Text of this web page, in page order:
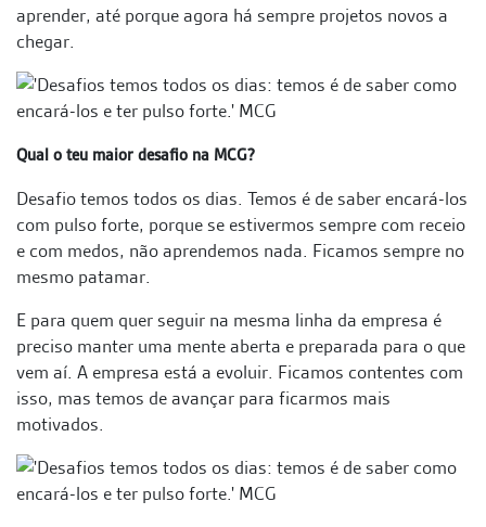
aprender, até porque agora há sempre projetos novos a
chegar.
Qual o teu maior desafio na MCG?
Desafio temos todos os dias. Temos é de saber encará-los
com pulso forte, porque se estivermos sempre com receio
e com medos, não aprendemos nada. Ficamos sempre no
mesmo patamar.
E para quem quer seguir na mesma linha da empresa é
preciso manter uma mente aberta e preparada para o que
vem aí. A empresa está a evoluir. Ficamos contentes com
isso, mas temos de avançar para ficarmos mais
motivados.